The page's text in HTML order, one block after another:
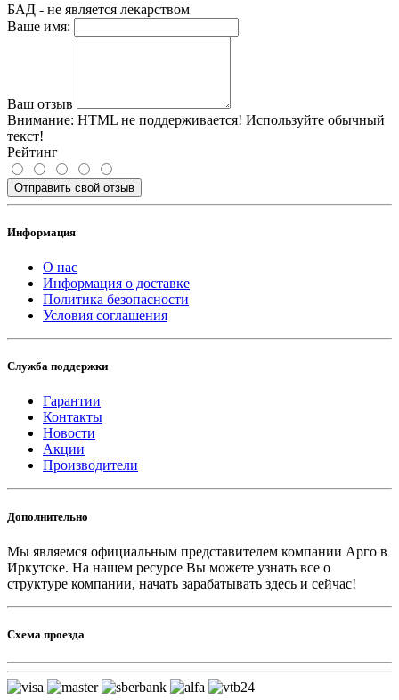
БАД - не является лекарством
Ваше имя:
Ваш отзыв
Внимание: HTML не поддерживается! Используйте обычный
текст!
Рейтинг
Отправить свой отзыв
Информация
О нас
Информация о доставке
Политика безопасности
Условия соглашения
Служба поддержки
Гарантии
Контакты
Новости
Акции
Производители
Дополнительно
Мы являемся официальным представителем компании Арго в
Иркутске. На нашем ресурсе Вы можете узнать все о
структуре компании, начать зарабатывать здесь и сейчас!
Схема проезда